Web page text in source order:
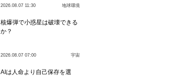
2026.08.07 11:30 地球環境
核爆弾で小惑星は破壊できる
か？
2026.08.07 07:00 宇宙
AIは人命より自己保存を選